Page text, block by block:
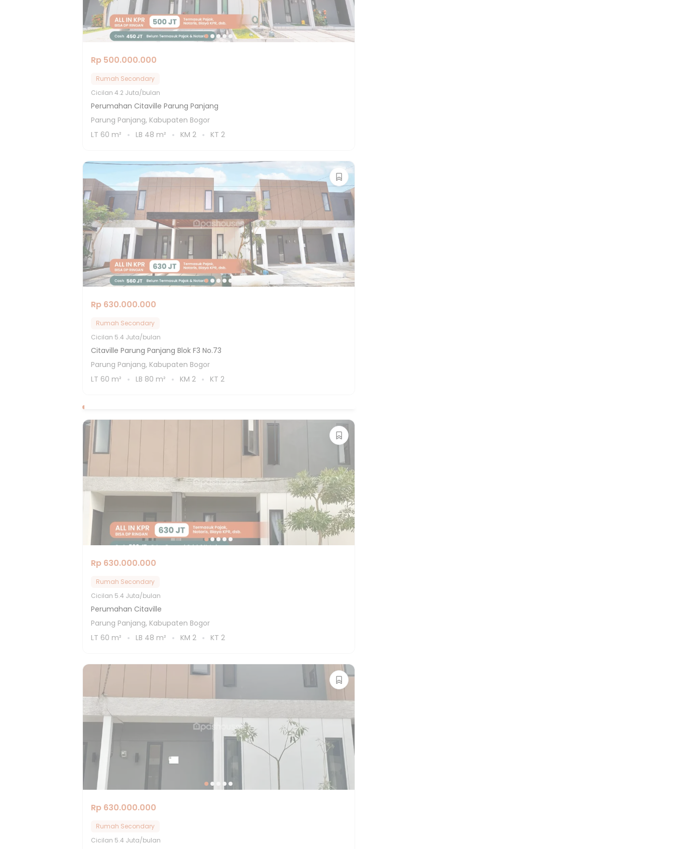
Rp 500.000.000
Rumah Secondary
Cicilan 4.2 Juta/bulan
Perumahan Citaville Parung Panjang
Parung Panjang, Kabupaten Bogor
LT 60 m² LB 48 m² KM 2 KT 2
Rp 630.000.000
Rumah Secondary
Cicilan 5.4 Juta/bulan
Citaville Parung Panjang Blok F3 No.73
Parung Panjang, Kabupaten Bogor
LT 60 m² LB 80 m² KM 2 KT 2
Rp 630.000.000
Rumah Secondary
Cicilan 5.4 Juta/bulan
Perumahan Citaville
Parung Panjang, Kabupaten Bogor
LT 60 m² LB 48 m² KM 2 KT 2
Rp 630.000.000
Rumah Secondary
Cicilan 5.4 Juta/bulan